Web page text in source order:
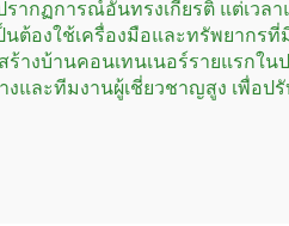
ากฏการณ์อันทรงเกียรติ แต่เวล
ต้องใช้เครื่องมือและทรัพยากรที่
างบ้านคอนเทนเนอร์รายแรกใน
งและทีมงานผู้เชี่ยวชาญสูง เพื่อป